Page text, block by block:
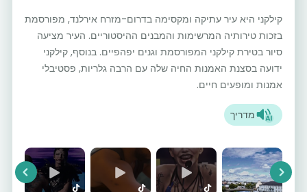
קילקני היא עיר עתיקה ומקסימה בדרום-מזרח אירלנד, מפורסמת
בזכות טירותיה המרשימות והמבנים ההיסטוריים. העיר מציעה
סיור בטירת קילקני המפורסמת וגנים יפהפיים. בנוסף, קילקני
ידועה בסצנת האמנות החיה שלה עם הרבה גלריות, פסטיבלי
אמנות ומופעים חיים.
מדריך
Next